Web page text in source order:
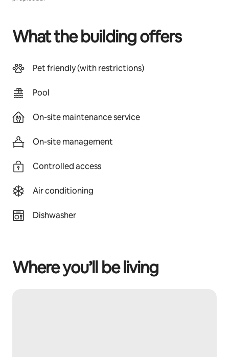
What the building offers
Pet friendly (with restrictions)
Pool
On-site maintenance service
On-site management
Controlled access
Air conditioning
Dishwasher
Where you’ll be living